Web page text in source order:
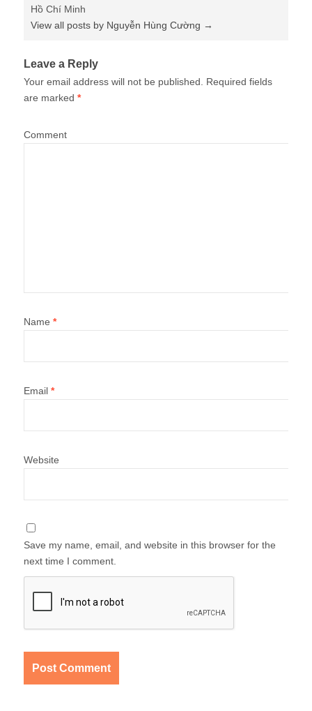
Hồ Chí Minh
View all posts by Nguyễn Hùng Cường →
Leave a Reply
Your email address will not be published.
Required fields
are marked *
Comment
Name *
Email *
Website
Save my name, email, and website in this browser for the
next time I comment.